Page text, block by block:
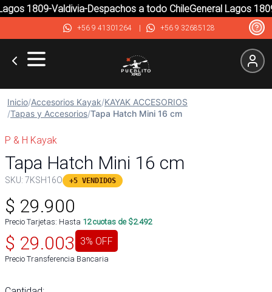
1809-Valdivia-Despachos a todo ChileGeneral Lagos
+56 9 41301264| +56 9 32685128
Inicio/Accesorios Kayak/KAYAK ACCESORIOS
/Tapas y Accesorios/Tapa Hatch Mini 16 cm
P & H Kayak
Tapa Hatch Mini 16 cm
SKU: 7KSH16O +5 VENDIDOS
$ 29.900
Precio Tarjetas: Hasta 12cuotas de $2.492
$ 29.003 3% OFF
Precio Transferencia Bancaria